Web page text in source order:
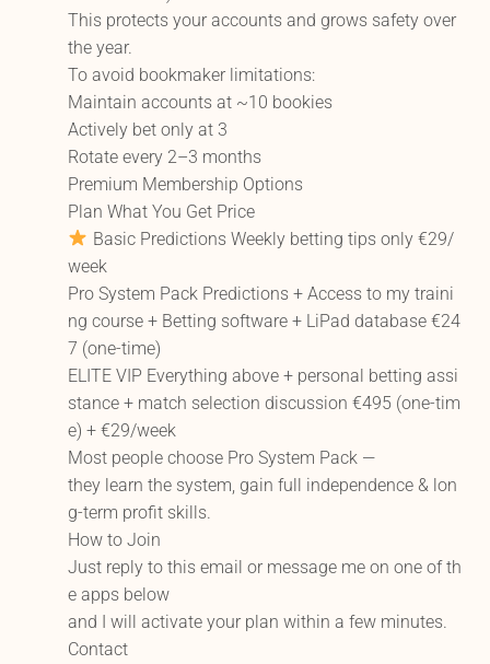
This protects your accounts and grows safety over
the year.
To avoid bookmaker limitations:
Maintain accounts at ~10 bookies
Actively bet only at 3
Rotate every 2–3 months
Premium Membership Options
Plan What You Get Price
Basic Predictions Weekly betting tips only €29/
week
Pro System Pack Predictions + Access to my traini
ng course + Betting software + LiPad database €24
7 (one-time)
ELITE VIP Everything above + personal betting assi
stance + match selection discussion €495 (one-tim
e) + €29/week
Most people choose Pro System Pack —
they learn the system, gain full independence & lon
g-term profit skills.
How to Join
Just reply to this email or message me on one of th
e apps below
and I will activate your plan within a few minutes.
Contact